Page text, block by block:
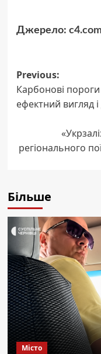
Джерело:
Post
Previous:
Карбонові
ефектний вигляд
регіонального
Більше
Місто